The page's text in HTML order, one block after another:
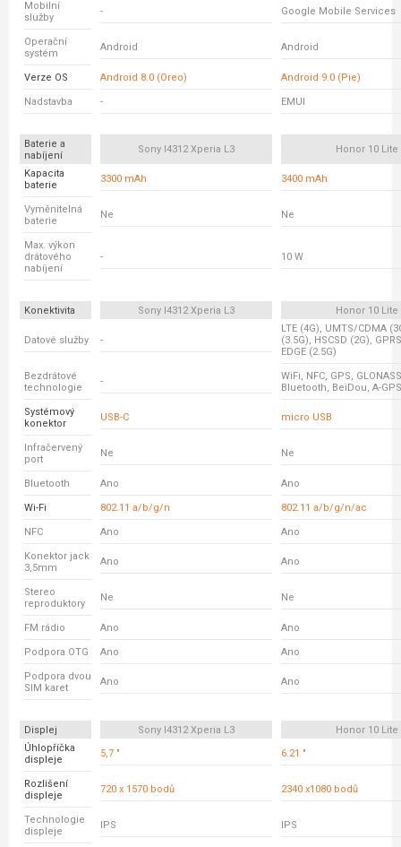
Mobilní
služby
- Google Mobile Services
Operační
systém
Android Android
Verze OS Android 8.0 (Oreo) Android 9.0 (Pie)
Nadstavba - EMUI
Baterie a
nabíjení
Sony I4312 Xperia L3 Honor 10 Lite
Kapacita
baterie
3300 mAh 3400 mAh
Vyměnitelná
baterie
Ne Ne
Max. výkon
drátového
nabíjení
- 10 W
Konektivita Sony I4312 Xperia L3 Honor 10 Lite
Datové služby -
LTE (4G), UMTS/CDMA
(3.5G), HSCSD (2G),
EDGE (2.5G)
Bezdrátové
technologie
-
WiFi, NFC, GPS,
Bluetooth, BeiDou, A-GPS
Systémový
konektor
USB-C micro USB
Infračervený
port
Ne Ne
Bluetooth Ano Ano
Wi-Fi 802.11 a/b/g/n 802.11 a/b/g/n/ac
NFC Ano Ano
Konektor jack
3,5mm
Ano Ano
Stereo
reproduktory
Ne Ne
FM rádio Ano Ano
Podpora OTG Ano Ano
Podpora dvou
SIM karet
Ano Ano
Displej Sony I4312 Xperia L3
Honor 10 Lite
Úhlopříčka
displeje
5,7 " 6.21 "
Rozlišení
displeje
720 x 1570 bodů 2340 x1080 bodů
Technologie
displeje
IPS IPS